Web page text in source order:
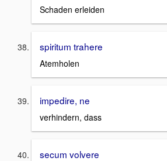
Schaden erleiden
spiritum trahere
Atemholen
impedire, ne
verhindern, dass
secum volvere